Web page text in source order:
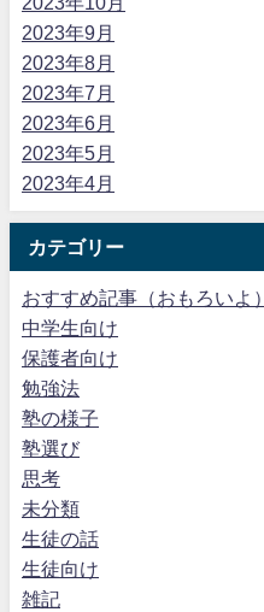
2023年9月
2023年8月
2023年7月
2023年6月
2023年5月
2023年4月
カテゴリー
おすすめ記事（おもろいよ）
中学生向け
保護者向け
勉強法
塾の様子
塾選び
思考
未分類
生徒の話
生徒向け
雑記